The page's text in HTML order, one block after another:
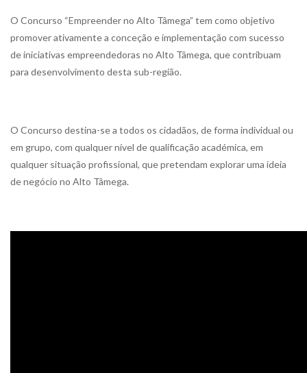
O Concurso “Empreender no Alto Tâmega” tem como objetivo
promover ativamente a conceção e implementação com sucesso
de iniciativas empreendedoras no Alto Tâmega, que contribuam
para desenvolvimento desta sub-região.
O Concurso destina-se a todos os cidadãos, de forma individual ou
em grupo, com qualquer nível de qualificação académica, em
qualquer situação profissional, que pretendam explorar uma ideia
de negócio no Alto Tâmega.